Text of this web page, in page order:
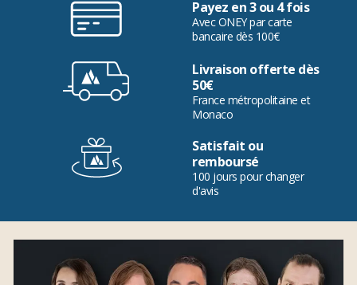
Payez en 3 ou 4 fois
Avec ONEY par carte
bancaire dès 100€
Livraison offerte dès
50€
France métropolitaine et
Monaco
Satisfait ou
remboursé
100 jours pour changer
d'avis